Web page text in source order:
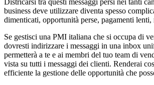
Districarsi tra questi messaggi persi nei tanti
business deve utilizzare diventa spesso
dimenticati, opportunità perse, pagamenti lenti,
Se gestisci una PMI italiana che si occupa di
dovresti indirizzare i messaggi in una inbox
permetterà a te e ai membri del tuo team di
vista su tutti i messaggi dei clienti. Renderai
efficiente la gestione delle opportunità che